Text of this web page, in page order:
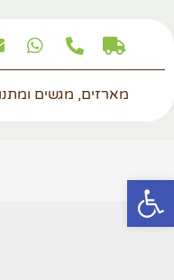
מארזים, מגשים
פתח סרגל